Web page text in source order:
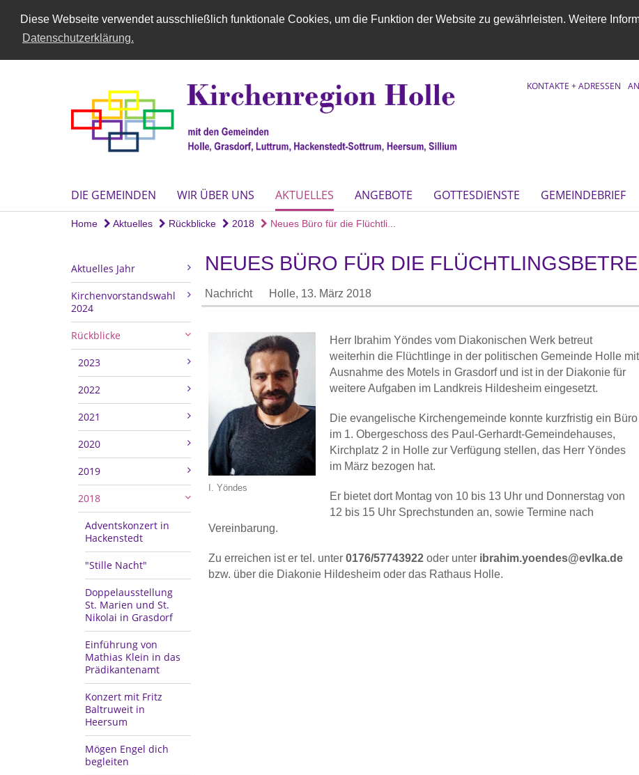
Diese Webseite verwendet ausschließlich funktionale Cookies, um die Funktion der Website zu gewährleisten. Weitere
Datenschutzerklärung.
KONTAKTE + ADRESSEN
DIE GEMEINDEN WIR ÜBER UNS AKTUELLES ANGEBOTE GOTTESDIENSTE GEMEINDEBRIEF
Home Aktuelles Rückblicke 2018 Neues Büro für die Flüchtli...
Aktuelles Jahr
Kirchenvorstandswahl
2024
Rückblicke
2023
2022
2021
2020
2019
2018
Adventskonzert in
Hackenstedt
"Stille Nacht"
Doppelausstellung
St. Marien und St.
Nikolai in Grasdorf
Einführung von
Mathias Klein in das
Prädikantenamt
Konzert mit Fritz
Baltruweit in
Heersum
Mögen Engel dich
begleiten
NEUES BÜRO FÜR DIE
Nachricht Holle, 13. März 2018
I. Yöndes
Herr Ibrahim Yöndes vom Diakonischen Werk betreut
weiterhin die Flüchtlinge in der politischen Gemeinde Holle mit
Ausnahme des Motels in Grasdorf und ist in der Diakonie für
weitere Aufgaben im Landkreis Hildesheim eingesetzt.
Die evangelische Kirchengemeinde konnte kurzfristig ein Büro
im 1. Obergeschoss des Paul-Gerhardt-Gemeindehauses,
Kirchplatz 2 in Holle zur Verfügung stellen, das Herr Yöndes
im März bezogen hat.
Er bietet dort Montag von 10 bis 13 Uhr und Donnerstag von
12 bis 15 Uhr Sprechstunden an, sowie Termine nach
Vereinbarung.
Zu erreichen ist er tel. unter 0176/57743922oder unter ibrahim.yoendes@evlka.de
bzw. über die Diakonie Hildesheim oder das Rathaus Holle.